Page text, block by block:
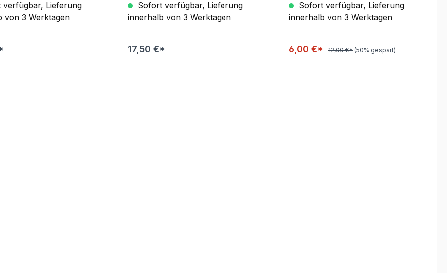
Ehrennadel in
Kartonschachtel
verfügbar, Lieferung
von 3 Werktagen
Nadelsicherungskappe, unechtes
Material.Ehrennadel in einer
Sofort verfügbar, Lieferung
innerhalb von 3 Werktagen
17,50 €*
Nadelsicherungskappe, unechtes
Material. Ehrennadel in einer
Sofort verfügbar, Lieferung
innerhalb von 3 Werktagen
6,00 €* 12,00 €* (50% gespart)